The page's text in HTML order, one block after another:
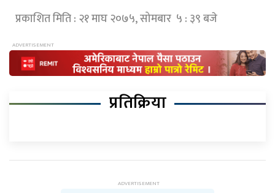
प्रकाशित मिति : २१ माघ २०७५, सोमबार ५ : ३९ बजे
प्रतिक्रिया